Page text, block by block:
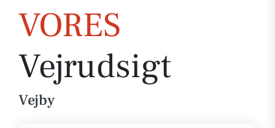
VORES
Vejrudsigt
Vejby